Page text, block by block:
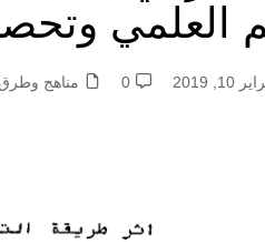
العلمي
10, 2019
0 مناهج